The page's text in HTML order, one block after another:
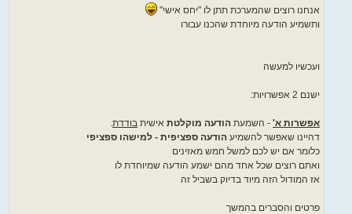
אנחנו רוצים שהמערכת תתן לו "יחס אישי"
ותשמיע הודעה מיוחדת שהכנו עבורו
ועכשיו למעשה
ישנם 2 אפשרויות:
אפשרות א' - השמעת הודעה מוקלטת אישית בודדת
דהיינו שאפשר להשמיע הודעה ספציפית - למישהו ספציפי
כלומר אם יש לכם למשל חמש מאזינים
ואתם רוצים שכל אחד מהם ישמע הודעה שמיוחדת לו
אז המודול הזה מיוד בדיוק בשביל זה
פרטים והסברים בהמשך